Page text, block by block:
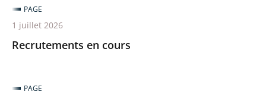
du
Rhône
et
Recrutements en cours
PAGE
1 juillet 2026
PAGE